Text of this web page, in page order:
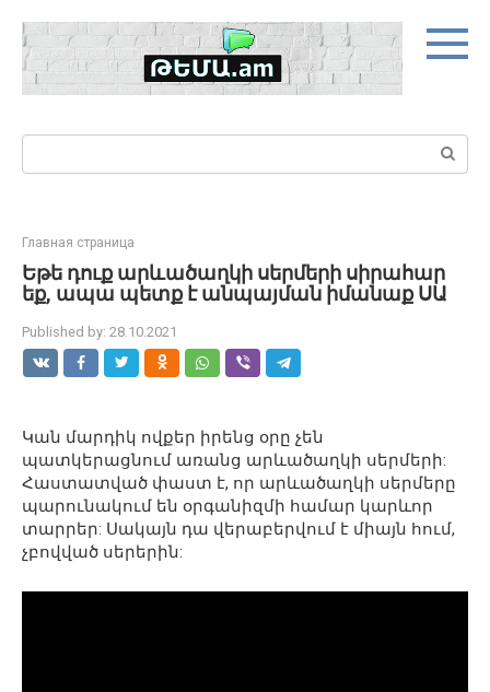
content
Search:
Главная страница
Եթե դուք արևածաղկի սերմերի սիրահար
եք, ապա պետք է անպայման իմանաք ՍԱ
Published by: 28.10.2021
Կան մարդիկ ովքեր իրենց օրը չեն
պատկերացնում առանց արևածաղկի սերմերի:
Հաստատված փաստ է, որ արևածաղկի սերմերը
պարունակում են օրգանիզմի համար կարևոր
տարրեր: Սակայն դա վերաբերվում է միայն հում,
չբովված սերերին: